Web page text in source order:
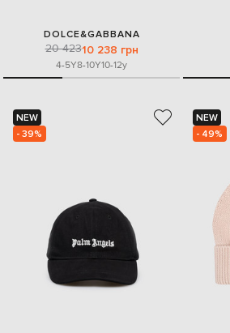
DOLCE&GABBANA
20 42310 238 грн
4-5Y8-10Y10-12y
NEW
- 39%
NEW
- 49%